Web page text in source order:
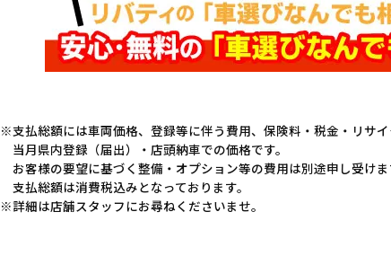
支払総額には車両価格、登録等に伴う費用、保険料・税金・リサ
当月県内登録（届出）・店頭納車での価格です。
お客様の要望に基づく整備・オプション等の費用は別途申し受けま
支払総額は消費税込みとなっております。
詳細は店舗スタッフにお尋ねくださいませ。